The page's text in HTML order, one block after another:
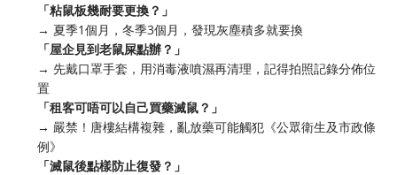
「粘鼠板幾耐要更換？」
→ 夏季1個月，冬季3個月，發現灰塵積多就要換
「屋企見到老鼠屎點辦？」
→ 先戴口罩手套，用消毒液噴濕再清理，記得拍照記錄分佈位
置
「租客可唔可以自己買藥滅鼠？」
→ 嚴禁！唐樓結構複雜，亂放藥可能觸犯《公眾衛生及市政條
例》
「滅鼠後點樣防止復發？」